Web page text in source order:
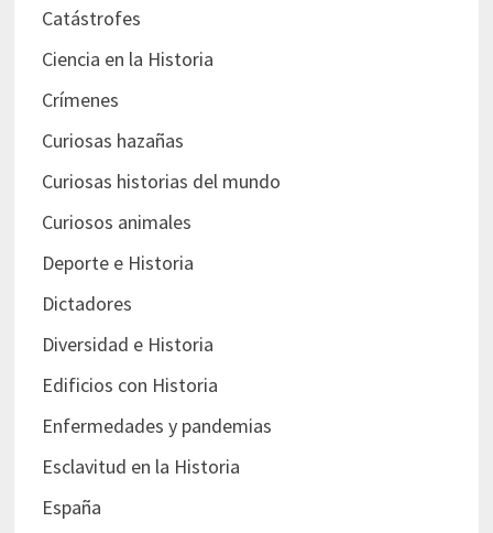
Catástrofes
Ciencia en la Historia
Crímenes
Curiosas hazañas
Curiosas historias del mundo
Curiosos animales
Deporte e Historia
Dictadores
Diversidad e Historia
Edificios con Historia
Enfermedades y pandemias
Esclavitud en la Historia
España